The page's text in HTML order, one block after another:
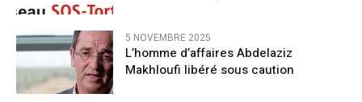
5 NOVEMBRE 2025
L’homme d’affaires Abdelaziz
Makhloufi libéré sous caution